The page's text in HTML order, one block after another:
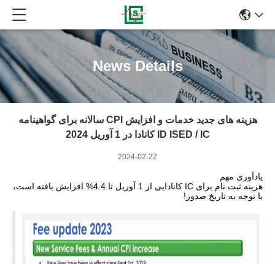
News Details
هزینه های جدید خدمات و افزایش CPl سالانه برای گواهینامه
ID ISED / IC کانادا در 1 آوریل 2024
2024-02-22
یادآوری مهم
هزینه ثبت نام برای IC کانادایی از 1 آوریل تا 4.4% افزایش یافته است،
با توجه به تاریخ صدور!